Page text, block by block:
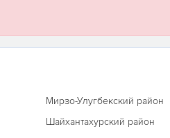
Мирзо-Улугбекский район
Шайхантахурский район